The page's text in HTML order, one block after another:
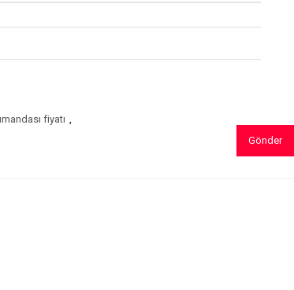
fiyatı ,
Gönder